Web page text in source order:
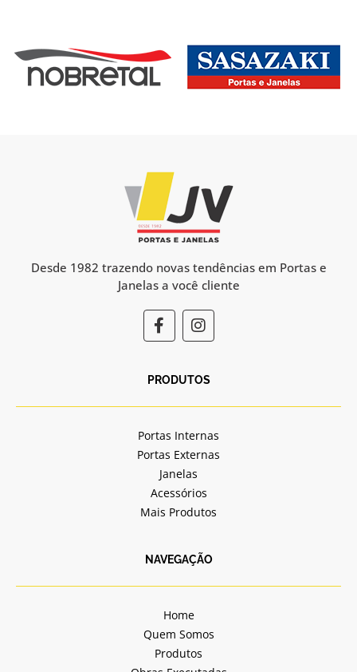
Desde 1982 trazendo novas tendências em Portas e
Janelas a você cliente
F
a
c
b
o
k
-
f
I
n
s
a
r
a
m
PRODUTOS
Portas Internas
Portas Externas
Janelas
Acessórios
Mais Produtos
NAVEGAÇÃO
Home
Quem Somos
Produtos